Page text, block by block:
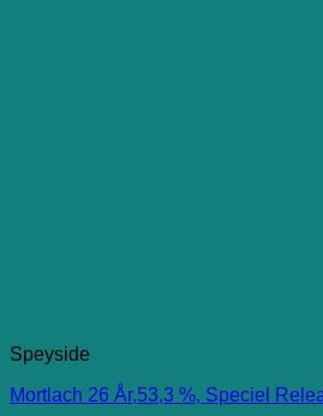
Speyside
Mortlach 26 År,53,3 %, Speciel